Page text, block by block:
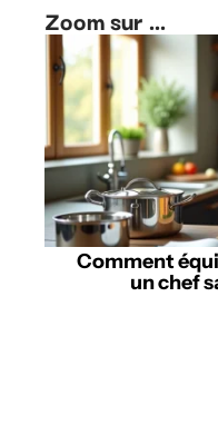
Zoom sur ...
Comment
un chef